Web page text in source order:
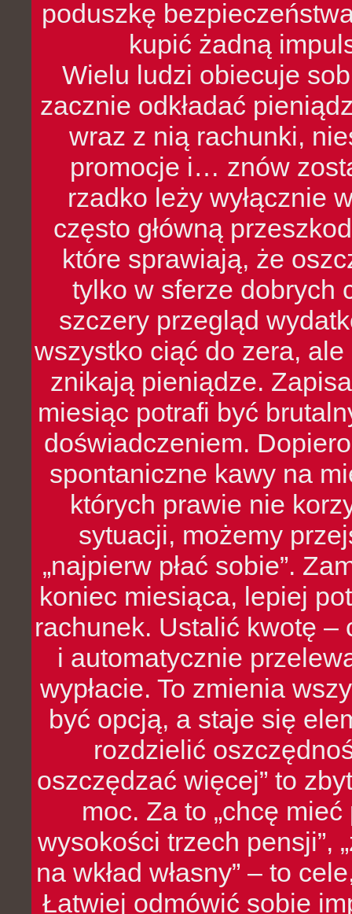
poduszkę
kupić żadną
Wielu ludzi obiecuje
zacznie odkładać
wraz z nią rachunki,
promocje i… znów
rzadko leży wyłącznie
często główną
które sprawiają, że
tylko w sferze dobrych
szczery przegląd
wszystko ciąć do zera,
znikają pieniądze.
miesiąc potrafi być
doświadczeniem.
spontaniczne kawy na
których prawie nie
sytuacji, możemy
„najpierw płać sobie”.
koniec miesiąca, lepiej
rachunek. Ustalić kwotę
i automatycznie
wypłacie. To zmienia
być opcją, a staje się
rozdzielić
oszczędzać więcej” to
moc. Za to „chcę
wysokości trzech pensji”,
na wkład własny” – to
Łatwiej odmówić sobie